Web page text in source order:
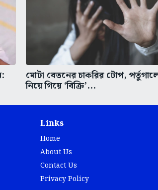
মোটা বেতনের চাকরির টোপ,
নিয়ে গিয়ে ‘বিক্রি’...
Links
Home
About Us
Contact Us
Privacy Policy